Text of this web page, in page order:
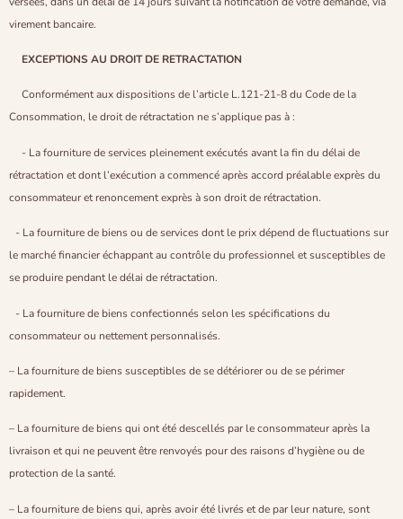
virement bancaire.
EXCEPTIONS AU DROIT DE RETRACTATION
Conformément aux dispositions de l’article L.121-21-8 du Code de la
Consommation, le droit de rétractation ne s’applique pas à :
- La fourniture de services pleinement exécutés avant la fin du délai de
rétractation et dont l’exécution a commencé après accord préalable exprès du
consommateur et renoncement exprès à son droit de rétractation.
- La fourniture de biens ou de services dont le prix dépend de fluctuations sur
le marché financier échappant au contrôle du professionnel et susceptibles de
se produire pendant le délai de rétractation.
- La fourniture de biens confectionnés selon les spécifications du
consommateur ou nettement personnalisés.
– La fourniture de biens susceptibles de se détériorer ou de se périmer
rapidement.
– La fourniture de biens qui ont été descellés par le consommateur après la
livraison et qui ne peuvent être renvoyés pour des raisons d’hygiène ou de
protection de la santé.
– La fourniture de biens qui, après avoir été livrés et de par leur nature, sont